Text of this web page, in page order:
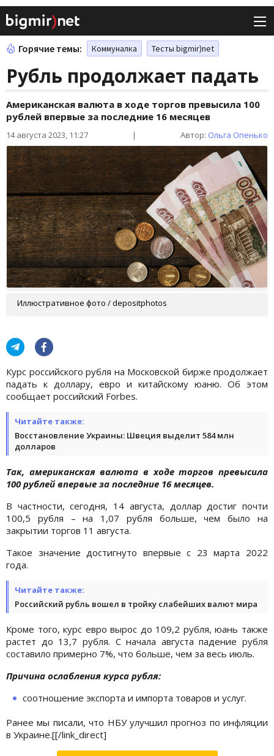
Горячие темы: Коммуналка Тесты bigmir)net
Рубль продолжает падать
Американская валюта в ходе торгов превысила 100
рублей впервые за последние 16 месяцев
14 августа 2023, 11:27 | Автор: Ольга Опенько
Иллюстративное фото / depositphotos
Курс российского рубля на Московской бирже продолжает
падать к доллару, евро и китайскому юаню. Об этом
сообщает российский Forbes.
Читайте также:
Восстановление Украины: Швеция выделит 584 млн
долларов
Так, американская валюта в ходе торгов превысила
100 рублей впервые за последние 16 месяцев.
В частности, сегодня, 14 августа, доллар достиг почти
100,5 рубля – на 1,07 рубля больше, чем было на
закрытии торгов 11 августа.
Такое значение достигнуто впервые с 23 марта 2022
года.
Читайте также:
Российский рубль вошел в тройку слабейших валют мира
Кроме того, курс евро вырос до 109,2 рубля, юань также
растет до 13,7 рубля. С начала августа падение рубля
составило примерно 7%, что больше, чем за весь июль.
Причина ослабления курса рубля:
соотношение экспорта и импорта товаров и услуг.
Ранее мы писали, что НБУ улучшил прогноз по инфляции
в Украине.[[/link_direct]